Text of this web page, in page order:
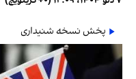
پخش نسخه شنیداری